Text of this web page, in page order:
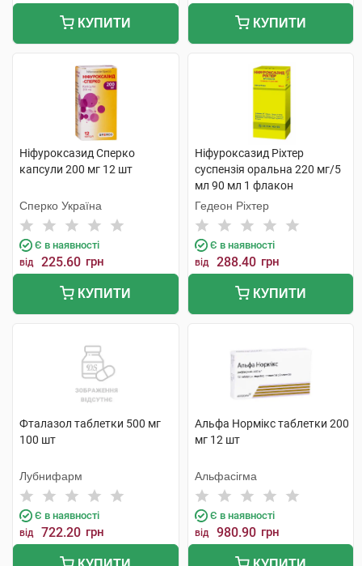
КУПИТИ КУПИТИ
Ніфуроксазид Сперко
капсули 200 мг 12 шт
Сперко Україна
Є в наявності
від 225.60 грн
КУПИТИ
Ніфуроксазид Ріхтер
суспензія оральна 220 мг/5
мл 90 мл 1 флакон
Гедеон Ріхтер
Є в наявності
від 288.40 грн
КУПИТИ
Фталазол таблетки 500 мг
100 шт
Лубнифарм
Є в наявності
від 722.20 грн
Альфа Нормікс таблетки 200
мг 12 шт
Альфасігма
Є в наявності
від 980.90 грн